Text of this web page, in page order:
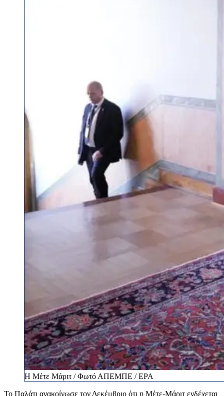
Η Μέτε Μάριτ / Φωτό ΑΠΕΜΠΕ / EPA
Το Παλάτι ανακοίνωσε τον Δεκέμβριο ότι η Μέτε-Μάριτ ενδέχεται